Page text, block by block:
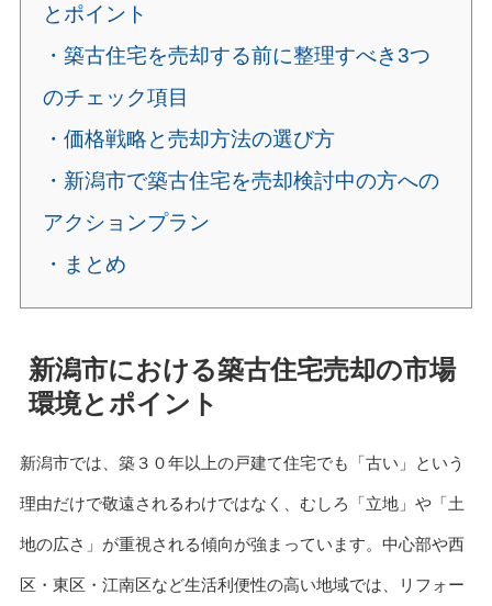
とポイント
・築古住宅を売却する前に整理すべき3つ
のチェック項目
・価格戦略と売却方法の選び方
・新潟市で築古住宅を売却検討中の方への
アクションプラン
・まとめ
新潟市における築古住宅売却の市場
環境とポイント
新潟市では、築３０年以上の戸建て住宅でも「古い」という
理由だけで敬遠されるわけではなく、むしろ「立地」や「土
地の広さ」が重視される傾向が強まっています。中心部や西
区・東区・江南区など生活利便性の高い地域では、リフォー